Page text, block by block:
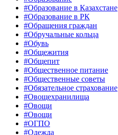
#Образование в Казахстане
#Образование в РК
#Обращения граждан
#Обручальные кольца
#Обувь
#Общежития
#Общепит
#Общественное питание
#Общественные советы
#Обязательное страхование
#Овощехранилища
#Овощи
#Овощи
#ОГПО
#Одежда